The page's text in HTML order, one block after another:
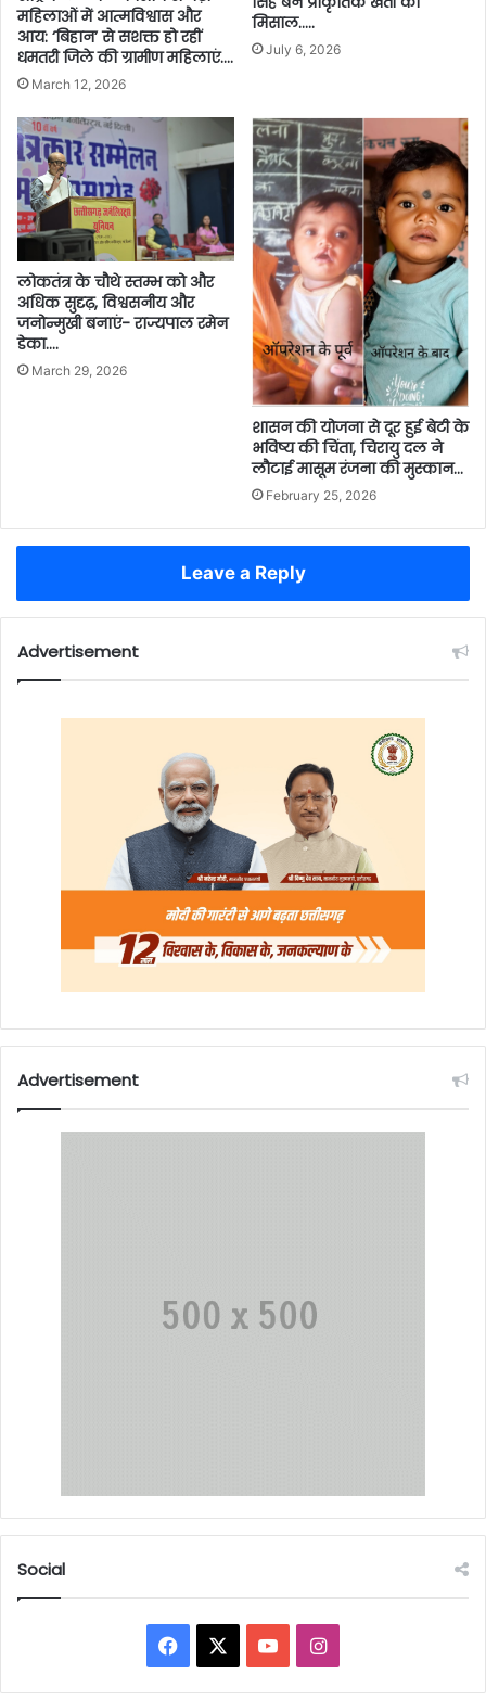
महिलाओं में आत्मविश्वास और
आय: ‘बिहान’ से सशक्त हो रहीं
धमतरी जिले की ग्रामीण महिलाएं….
March 12, 2026
मिसाल…..
July 6, 2026
लोकतंत्र के चौथे स्तम्भ को और
अधिक सुदृढ़, विश्वसनीय और
जनोन्मुखी बनाएं- राज्यपाल रमेन
डेका….
March 29, 2026
शासन की योजना से दूर हुई बेटी के
भविष्य की चिंता, चिरायु दल ने
लौटाई मासूम रंजना की मुस्कान…
February 25, 2026
Leave a Reply
Advertisement
Advertisement
Social
Facebook YouTubeInstagram